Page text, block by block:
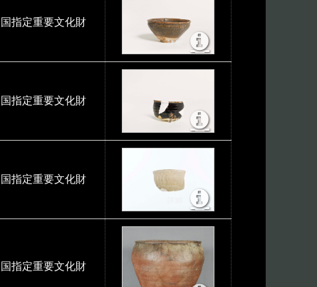
国指定重要文化財
国指定重要文化財
国指定重要文化財
国指定重要文化財